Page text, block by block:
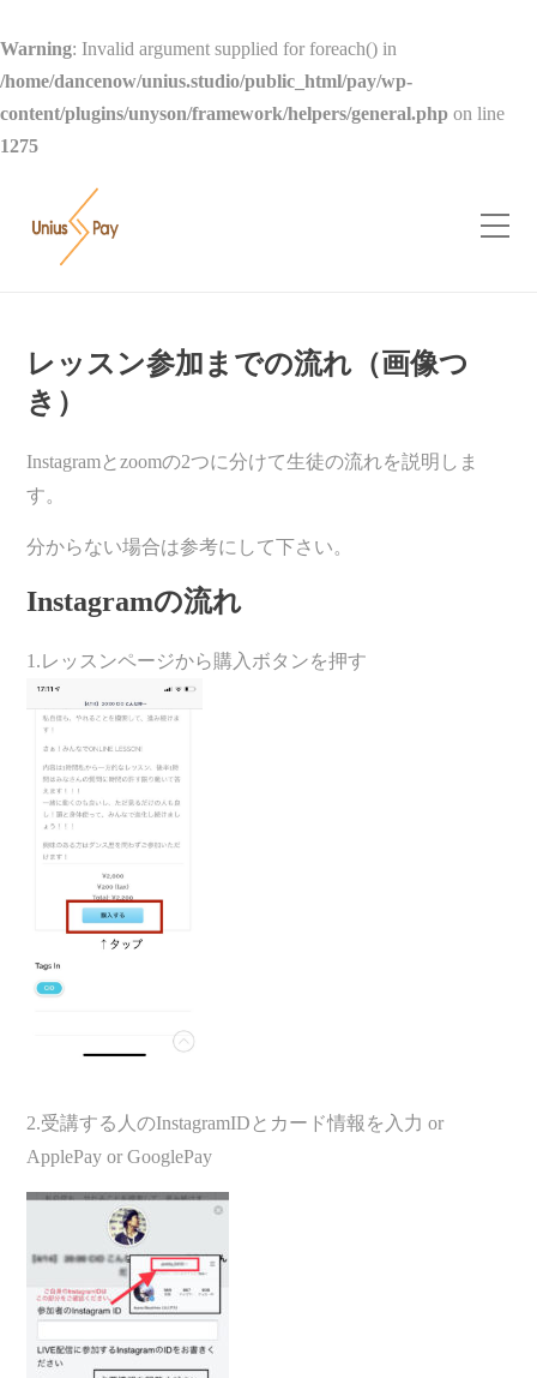
Warning: Invalid argument supplied for foreach() in
/home/dancenow/unius.studio/public_html/pay/wp-
content/plugins/unyson/framework/helpers/general.php on line
1275
レッスン参加までの流れ（画像つ
き）
Instagramとzoomの2つに分けて生徒の流れを説明しま
す。
分からない場合は参考にして下さい。
Instagramの流れ
1.レッスンページから購入ボタンを押す
2.受講する人のInstagramIDとカード情報を入力 or
ApplePay or GooglePay